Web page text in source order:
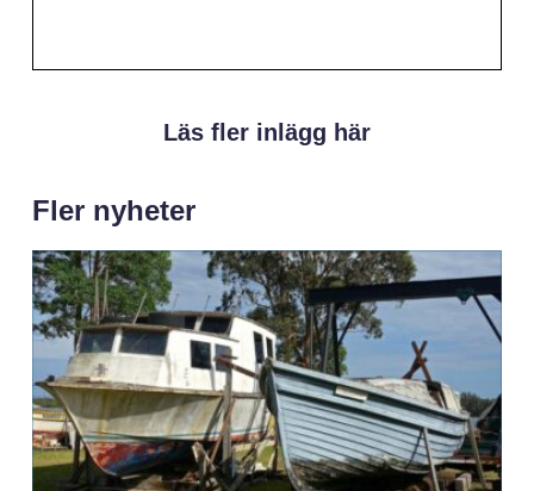
Läs fler inlägg här
Fler nyheter